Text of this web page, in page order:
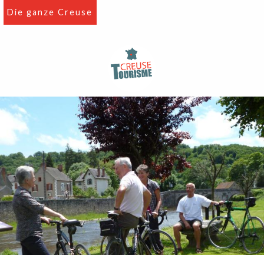
Aller
Die ganze Creuse